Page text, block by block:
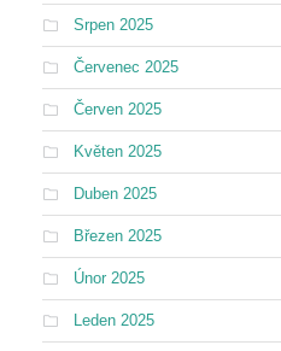
Srpen 2025
Červenec 2025
Červen 2025
Květen 2025
Duben 2025
Březen 2025
Únor 2025
Leden 2025